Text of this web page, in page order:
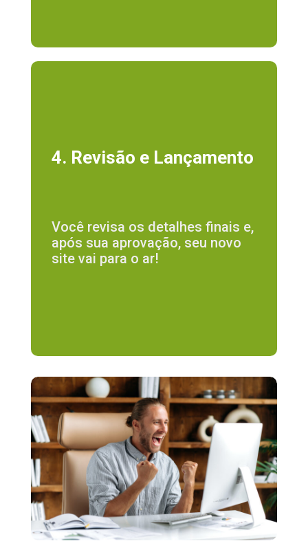
4. Revisão e Lançamento
Você revisa os detalhes finais e,
após sua aprovação, seu novo
site vai para o ar!